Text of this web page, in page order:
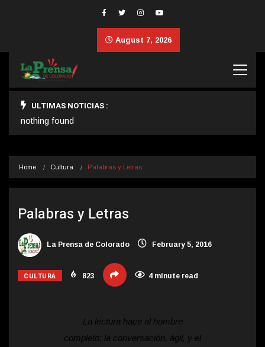
August 7, 2026
ULTIMAS NOTICIAS :
nothing found
Home Cultura Palabras y Letras
Palabras y Letras
La Prensa de Colorado February 5, 2016
CULTURA 823 4 minute read
La lectura hace al hombre
completo; la conversación, ágil, y el